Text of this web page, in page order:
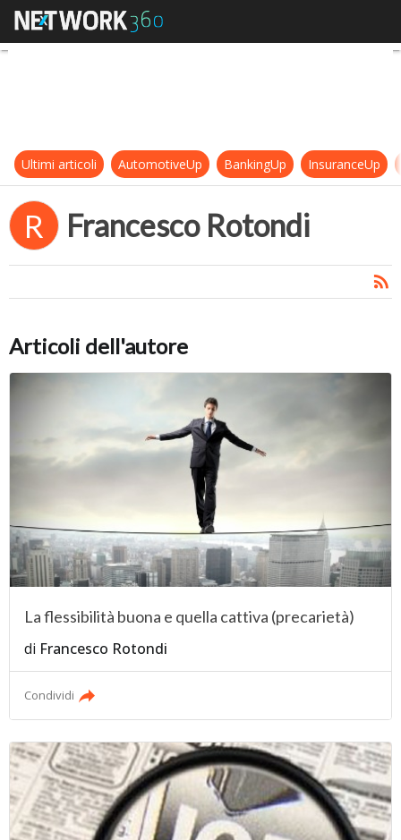
Francesco Rotondi
Ultimi articoli AutomotiveUp BankingUp InsuranceUp
R Francesco Rotondi
Articoli dell'autore
La flessibilità buona e quella cattiva (precarietà)
di Francesco Rotondi
Condividi